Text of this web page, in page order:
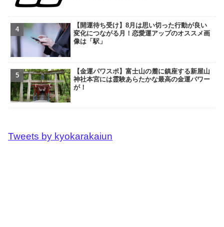
【開運待ち受け】8月は思い切った行動が良い
変化につながる月！恋愛運アップのオススメ画
像は「駅」
【金運パワスポ】富士山の麓に鎮座する新屋山
神社本宮には霊験あらたかな最高の金運パワー
が！
Tweets by kyokarakaiun